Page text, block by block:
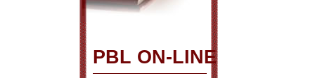
PBL ON-LINE